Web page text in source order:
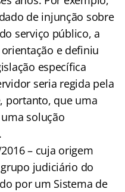
de injunção sobre
serviço público, a
e definiu
específica
seria regida pela
portanto, que uma
solução
– cuja origem
judiciário do
por um Sistema de